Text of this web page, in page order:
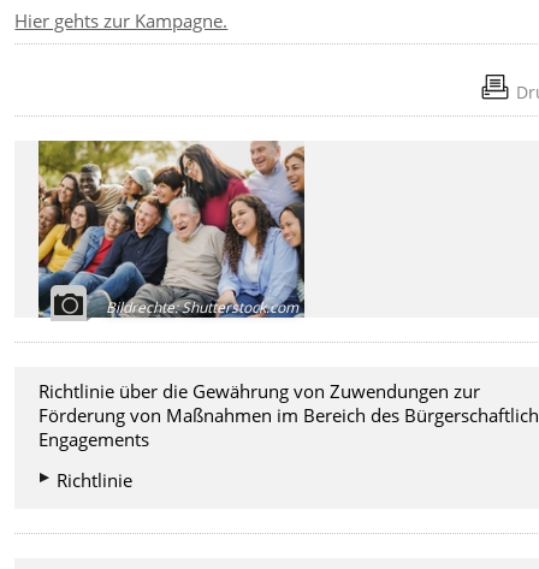
Hier gehts zur Kampagne.
Bildrechte:Shutterstock.com
Richtlinie über die Gewährung von Zuwendungen zur
Förderung von Maßnahmen im Bereich des
Engagements
Richtlinie